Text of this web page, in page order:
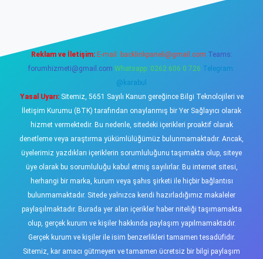
Reklam ve İletişim: E-mail: backlinkpaneli@gmail.com Teams:
forumhizmeti@gmail.com Whatsapp: 0262 606 0 726 Telegram:
@karabul
Yasal Uyarı:Sitemiz, 5651 Sayılı Kanun gereğince Bilgi Teknolojileri ve
İletişim Kurumu (BTK) tarafından onaylanmış bir Yer Sağlayıcı olarak
hizmet vermektedir. Bu nedenle, sitedeki içerikleri proaktif olarak
denetleme veya araştırma yükümlülüğümüz bulunmamaktadır. Ancak,
üyelerimiz yazdıkları içeriklerin sorumluluğunu taşımakta olup, siteye
üye olarak bu sorumluluğu kabul etmiş sayılırlar. Bu internet sitesi,
herhangi bir marka, kurum veya şahıs şirketi ile hiçbir bağlantısı
bulunmamaktadır. Sitede yalnızca kendi hazırladığımız makaleler
paylaşılmaktadır. Burada yer alan içerikler haber niteliği taşımamakta
olup, gerçek kurum ve kişiler hakkında paylaşım yapılmamaktadır.
Gerçek kurum ve kişiler ile isim benzerlikleri tamamen tesadüfidir.
Sitemiz, kar amacı gütmeyen ve tamamen ücretsiz bir bilgi paylaşım